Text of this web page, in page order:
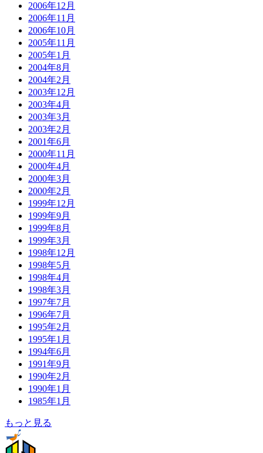
2006年12月
2006年11月
2006年10月
2005年11月
2005年1月
2004年8月
2004年2月
2003年12月
2003年4月
2003年3月
2003年2月
2001年6月
2000年11月
2000年4月
2000年3月
2000年2月
1999年12月
1999年9月
1999年8月
1999年3月
1998年12月
1998年5月
1998年4月
1998年3月
1997年7月
1996年7月
1995年2月
1995年1月
1994年6月
1991年9月
1990年2月
1990年1月
1985年1月
もっと見る